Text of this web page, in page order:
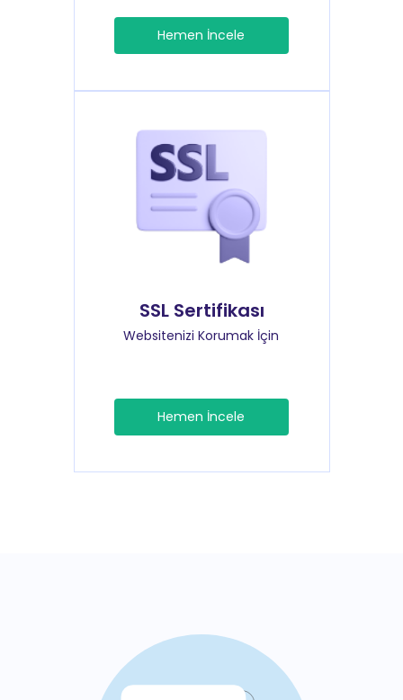
Hemen İncele
SSL Sertifikası
Websitenizi Korumak İçin
Hemen İncele